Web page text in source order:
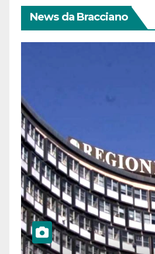
News da Bracciano